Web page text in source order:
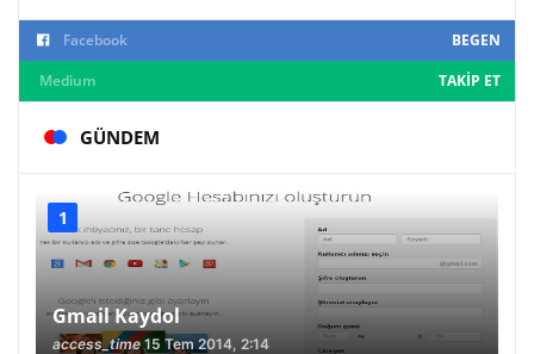
Facebook
BEGEN
Medium
TAKIP ET
GÜNDEM
Gmail Kaydol
access_time15 Tem 2014, 2:14